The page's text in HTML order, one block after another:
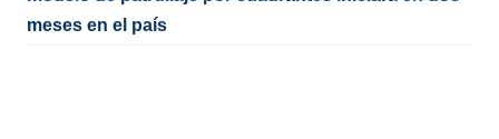
meses en el país